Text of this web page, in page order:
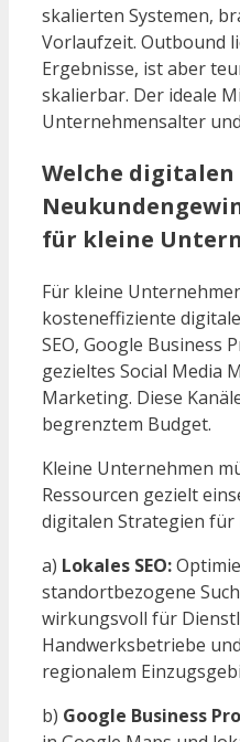
skalierten Systemen,
Vorlaufzeit. Outbound
Ergebnisse, ist aber
skalierbar. Der ideale
Unternehmensalter
Welche
für kleine
Für kleine
kosteneffiziente
SEO, Google Business
gezieltes Social Media
Marketing. Diese
begrenztem Budget.
Kleine Unternehmen
Ressourcen gezielt
digitalen Strategien für
a) Lokales SEO:
standortbezogene
wirkungsvoll für
Handwerksbetriebe
regionalem
b) Google Business